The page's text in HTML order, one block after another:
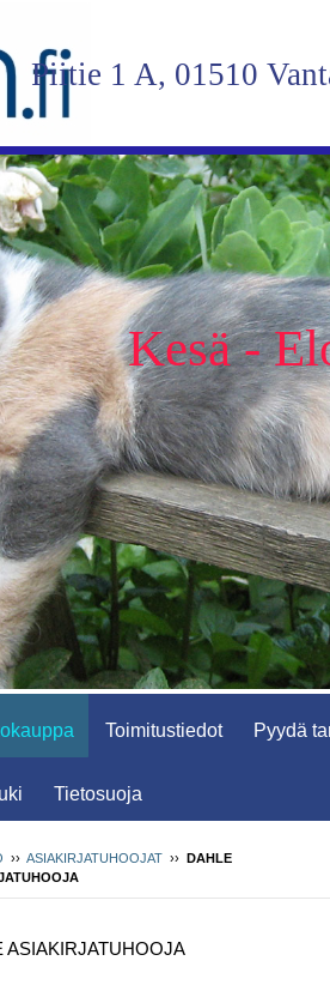
Piitie 1 A, 01510
Kesä -
Toimitustiedot Pyydä
Tietosuoja
›› ASIAKIRJATUHOOJAT›› DAHLE
ASIAKIRJATUHOOJA